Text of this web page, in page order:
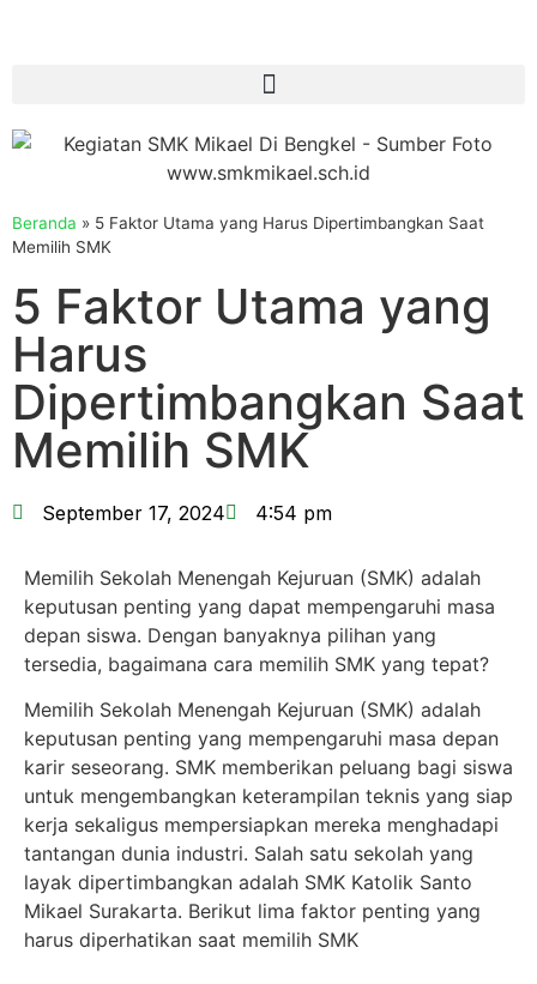
Beranda » 5 Faktor Utama yang Harus Dipertimbangkan Saat
Memilih SMK
5 Faktor Utama yang
Harus
Dipertimbangkan Saat
Memilih SMK
September 17, 2024 4:54 pm
Memilih Sekolah Menengah Kejuruan (SMK) adalah
keputusan penting yang dapat mempengaruhi masa
depan siswa. Dengan banyaknya pilihan yang
tersedia, bagaimana cara memilih SMK yang tepat?
Memilih Sekolah Menengah Kejuruan (SMK) adalah
keputusan penting yang mempengaruhi masa depan
karir seseorang. SMK memberikan peluang bagi siswa
untuk mengembangkan keterampilan teknis yang siap
kerja sekaligus mempersiapkan mereka menghadapi
tantangan dunia industri. Salah satu sekolah yang
layak dipertimbangkan adalah SMK Katolik Santo
Mikael Surakarta. Berikut lima faktor penting yang
harus diperhatikan saat memilih SMK